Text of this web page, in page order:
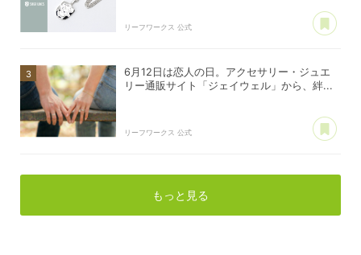
リーフワークス 公式
6月12日は恋人の日。アクセサリー・ジュエ
リー通販サイト「ジェイウェル」から、絆...
リーフワークス 公式
もっと見る